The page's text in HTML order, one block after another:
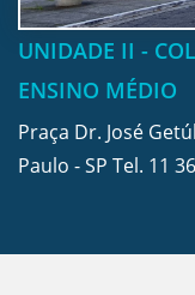
UNIDADE II -
ENSINO MÉDIO
Praça Dr. José
Paulo - SP Tel. 11